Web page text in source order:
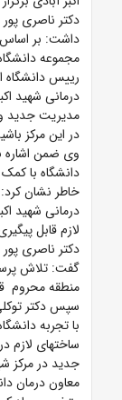
دکتر ناصری
داشت: بر اساس
مجموعه
رییس
درمانی شهید
مدیریت جدید
در این مرکز
وی ضمن اشاره
دانشگاه با
خاطر نشان
درمانی شهید
لازم قابل
دکتر ناصری پور
گفت: تلاش
منطقه محروم
سپس دکتر
با تجربه
ساختهای لازم
جدید در مرکز
معاون درمان